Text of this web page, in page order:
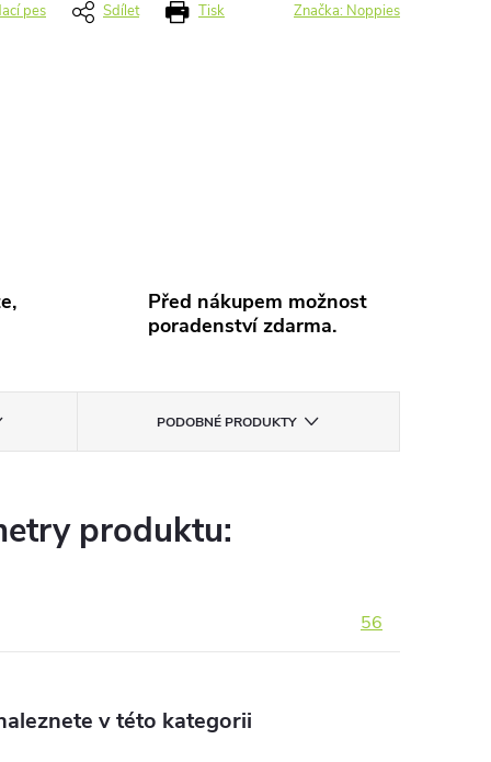
Tisk
pes Sdílet Značka: Noppies
Před nákupem možnost
poradenství zdarma.
PODOBNÉ PRODUKTY
produktu:
56
v této kategorii